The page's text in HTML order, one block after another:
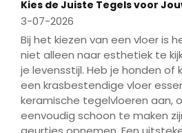
Kies de Juiste Tegels voor
3-07-2026
Bij het kiezen van een vloer is
niet alleen naar esthetiek te
je levensstijl. Heb je honden of
een krasbestendige vloer
keramische tegelvloeren aan,
eenvoudig schoon te maken